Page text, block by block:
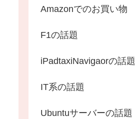
Amazonでのお買い物
F1の話題
iPadtaxiNavigaorの話題
IT系の話題
Ubuntuサーバーの話題